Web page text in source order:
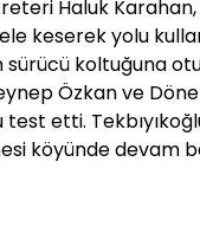
Haluk
keserek yolu
sürücü koltuğuna
Özkan ve Döne
test etti.
köyünde devam